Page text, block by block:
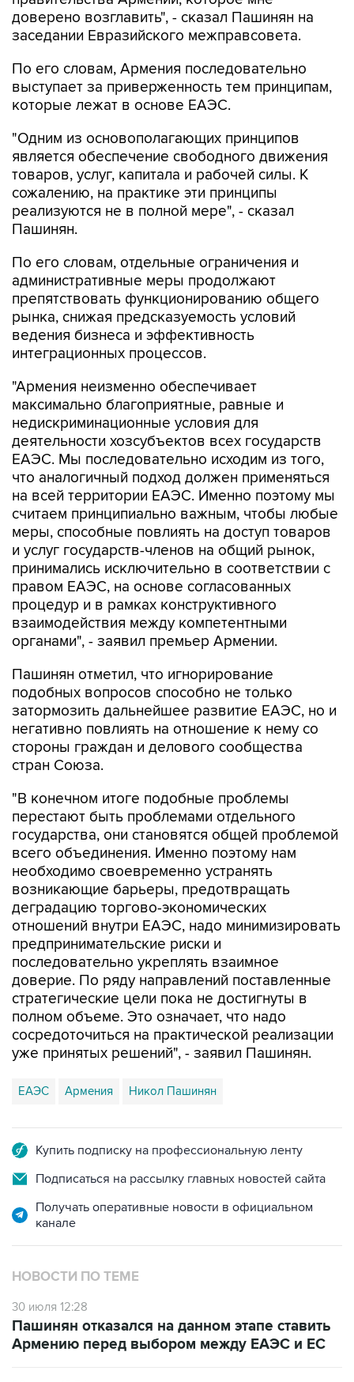
По его словам, Армения последовательно
которые лежат в основе ЕАЭС.
"Одним из основополагающих принципов
товаров, услуг, капитала и рабочей силы. К
сожалению, на практике эти принципы
реализуются не в полной мере", - сказал
Пашинян.
По его словам, отдельные ограничения и
препятствовать функционированию общего
рынка, снижая предсказуемость условий
ведения бизнеса и эффективность
интеграционных процессов.
"Армения неизменно обеспечивает
недискриминационные условия для
деятельности хозсубъектов всех государств
ЕАЭС. Мы последовательно исходим из того,
что аналогичный подход должен применяться
на всей территории ЕАЭС. Именно поэтому мы
считаем принципиально важным, чтобы любые
меры, способные повлиять на доступ товаров
и услуг государств-членов на общий рынок,
принимались исключительно в соответствии с
правом ЕАЭС, на основе согласованных
процедур и в рамках конструктивного
взаимодействия между компетентными
органами", - заявил премьер Армении.
Пашинян отметил, что игнорирование
затормозить дальнейшее развитие ЕАЭС, но и
негативно повлиять на отношение к нему со
стороны граждан и делового сообщества
стран Союза.
"В конечном итоге подобные проблемы
государства, они становятся общей проблемой
всего объединения. Именно поэтому нам
необходимо своевременно устранять
возникающие барьеры, предотвращать
деградацию торгово-экономических
отношений внутри ЕАЭС, надо минимизировать
предпринимательские риски и
последовательно укреплять взаимное
доверие. По ряду направлений поставленные
стратегические цели пока не достигнуты в
полном объеме. Это означает, что надо
сосредоточиться на практической реализации
уже принятых решений", - заявил Пашинян.
ЕАЭС Армения Никол Пашинян
Подписаться на рассылку главных новостей сайта
Получать оперативные новости в официальном
НОВОСТИ ПО ТЕМЕ
30 июля 12:28
Армению перед выбором между ЕАЭС и ЕС
28 июля 12:54